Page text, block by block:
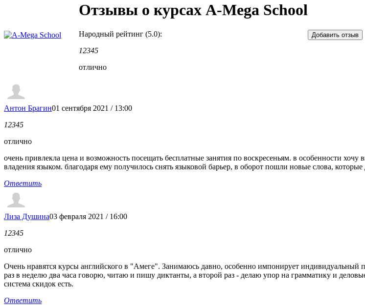
Отзывы о курсах A-Mega School
Народный рейтинг (5.0):
12345
отлично
Антон Брагин01 сентября 2021 / 13:00
12345
отлично
очень привлекла цена и возможность посещать бесплатные занятия по воскресеньям. в особенности
владения языком. благодаря ему получилось снять языковой барьер, в оборот пошли новые слова, которые
Ответить
Лиза Душина03 февраля 2021 / 16:00
12345
отлично
Очень нравятся курсы английского в "Амеге". Занимаюсь давно, особенно импонирует
раз в неделю два часа говорю, читаю и пишу диктанты, а второй раз - делаю упор на грамматику и
система скидок есть.
Ответить